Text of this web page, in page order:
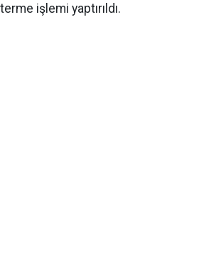
işlemi yaptırıldı.